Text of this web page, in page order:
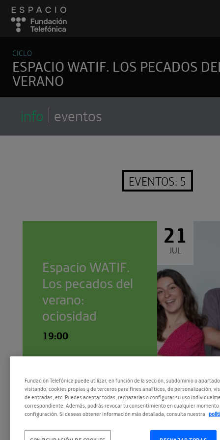
CICLO
ESPACIO WATIF. LOS PECADOS
VERANO
info eventos
EVENTOS: 5
21
JUL
Espacio WATIF.
Los pecados del
verano:
ociosidad
19:00
15
Fundación Telefónica puede utilizar, en función de la sección, subdominio o
visitando, cookies propias y de terceros para fines analíticos, de personalización,
de entradas, etc. Puedes aceptar todas, rechazarlas o configurar su uso
correspondiente. Además, podrás revocar tu consentimiento en cualquier momento
configuración. Si deseas obtener información más detallada, consulta nuestra